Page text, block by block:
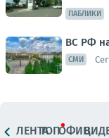
ПАБЛИКИ
ВС РФ
СМИ
ЛЕНТАТОПОФИЦ.